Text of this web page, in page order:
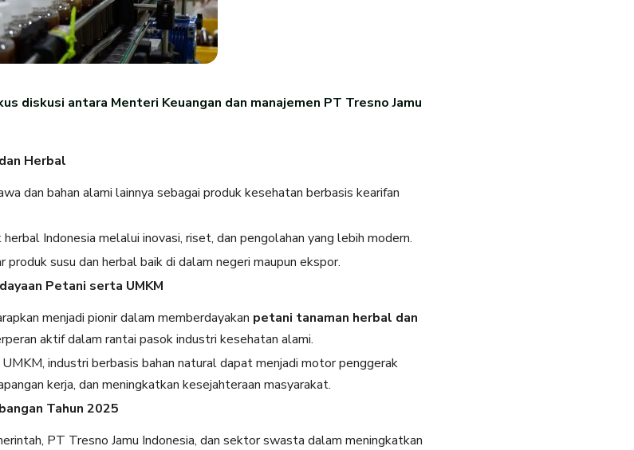
diskusi antara Menteri Keuangan dan manajemen PT Tresno Jamu
Herbal
dan bahan alami lainnya sebagai produk kesehatan berbasis kearifan
Indonesia melalui inovasi, riset, dan pengolahan yang lebih modern.
produk susu dan herbal baik di dalam negeri maupun ekspor.
Petani serta UMKM
menjadi pionir dalam memberdayakan petani tanaman herbal dan
aktif dalam rantai pasok industri kesehatan alami.
industri berbasis bahan natural dapat menjadi motor penggerak
kerja, dan meningkatkan kesejahteraan masyarakat.
Tahun 2025
PT Tresno Jamu Indonesia, dan sektor swasta dalam meningkatkan